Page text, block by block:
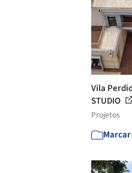
Vila
STUDIO
Projetos
Marcar